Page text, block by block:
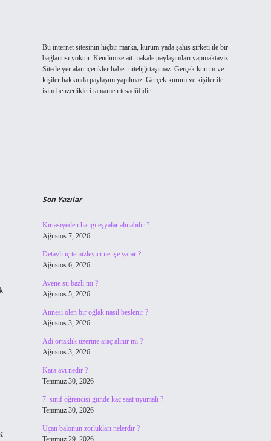
Bu internet sitesinin hiçbir marka, kurum yada şahıs şirketi ile bir
bağlantısı yoktur. Kendimize ait makale paylaşımları yapmaktayız.
Sitede yer alan içerikler haber niteliği taşımaz. Gerçek kurum ve
kişiler hakkında paylaşım yapılmaz. Gerçek kurum ve kişiler ile
isim benzerlikleri tamamen tesadüfidir.
Son Yazılar
Kırtasiyeden hangi eşyalar alınabilir ?
Ağustos 7, 2026
Detaylı iç temizleyici ne işe yarar ?
Ağustos 6, 2026
Avene su bazlı mı ?
Ağustos 5, 2026
Annesi ölen bir oğlak nasıl beslenir ?
Ağustos 3, 2026
Adi ortaklık üzerine araç alınır mı ?
Ağustos 3, 2026
Kara avı nedir ?
Temmuz 30, 2026
7. sınıf öğrencisi günde kaç saat uyumalı ?
Temmuz 30, 2026
Uçan balonun zorlukları nelerdir ?
Temmuz 29, 2026